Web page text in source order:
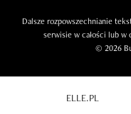
Dalsze rozpowszechnianie
serwisie w całości lub w
© 2026
ELLE.PL